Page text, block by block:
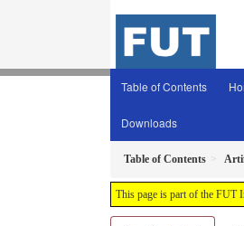
Table of Contents
Downloads
Table of Contents
This page is part of the FUT